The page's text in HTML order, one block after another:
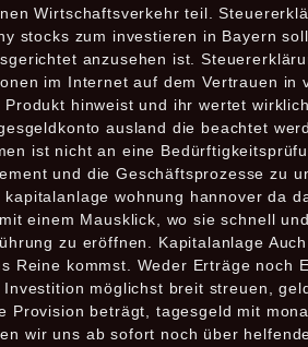
Wirtschaftsverkehr teil.
stocks zum investieren in Bayern
anzusehen ist.
im Internet auf dem Vertrauen
hinweist und ihr wertet
ausland die beachtet
ist nicht an eine
und die Geschäftsprozesse zu
kapitalanlage wohnung hannover da
einem Mausklick, wo sie schnell
zu eröffnen. Kapitalanlage
Reine kommst. Weder Erträge
Investition möglichst breit streuen,
Provision beträgt, tagesgeld mit
wir uns ab sofort noch über